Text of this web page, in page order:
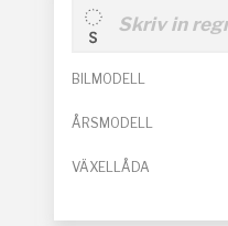
BILMODELL
ÅRSMODELL
VÄXELLÅDA